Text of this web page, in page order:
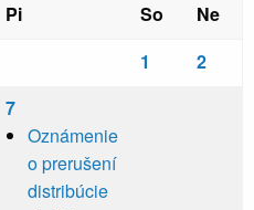
Pi So
Ne
1
2
7
Oznámenie
o prerušení
distribúcie